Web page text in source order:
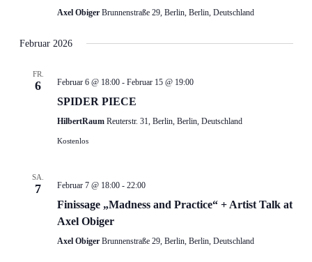
Axel Obiger Brunnenstraße 29, Berlin, Berlin, Deutschland
Februar 2026
FR.
6 Februar 6 @ 18:00- Februar 15 @ 19:00
SPIDER PIECE
HilbertRaum Reuterstr. 31, Berlin, Berlin, Deutschland
Kostenlos
SA.
7 Februar 7 @ 18:00- 22:00
Finissage „Madness and Practice“ + Artist Talk at
Axel Obiger
Axel Obiger Brunnenstraße 29, Berlin, Berlin, Deutschland